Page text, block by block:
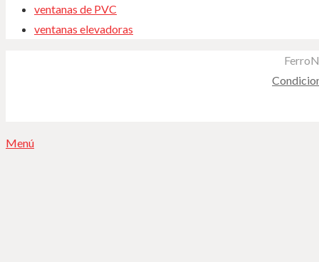
ventanas de PVC
ventanas elevadoras
Menú